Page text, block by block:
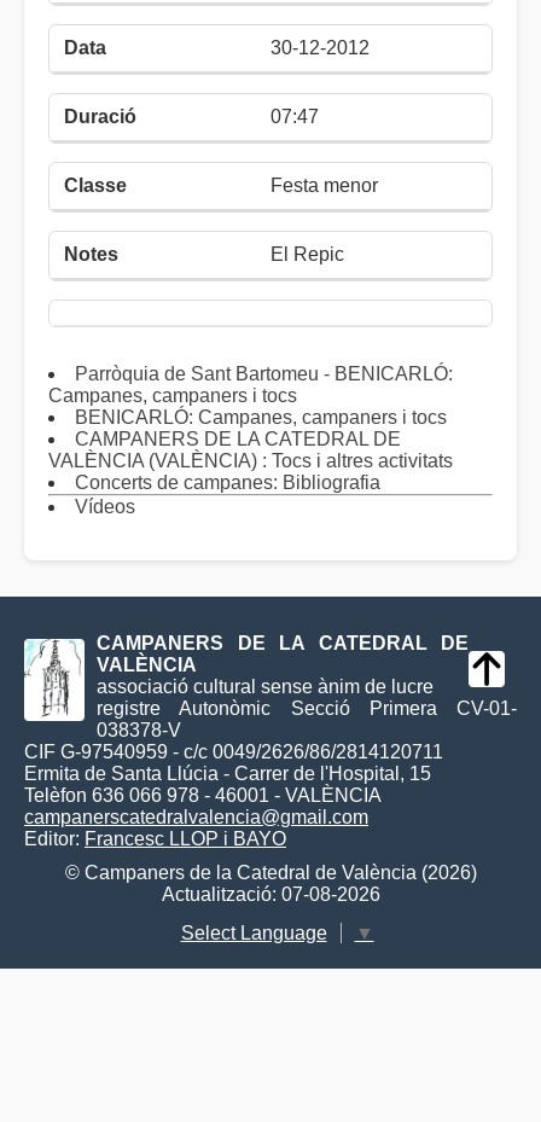
30-12-2012
07:47
Festa menor
El Repic
Parròquia de Sant Bartomeu - BENICARLÓ:
Campanes, campaners i tocs
BENICARLÓ: Campanes, campaners i tocs
CAMPANERS DE LA CATEDRAL DE
VALÈNCIA (VALÈNCIA) : Tocs i altres activitats
Concerts de campanes: Bibliografia
Vídeos
CAMPANERS DE LA CATEDRAL DE
VALÈNCIA
associació cultural sense ànim de lucre
registre Autonòmic Secció Primera CV-01-
038378-V
CIF G-97540959 - c/c 0049/2626/86/2814120711
Ermita de Santa Llúcia - Carrer de l'Hospital, 15
Telèfon 636 066 978 - 46001 - VALÈNCIA
campanerscatedralvalencia@gmail.com
Editor: Francesc LLOP i BAYO
© Campaners de la Catedral de València (2026)
Actualització: 07-08-2026
Select Language
▼